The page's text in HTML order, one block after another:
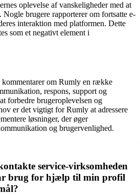
oplevelse af vanskeligheder med at
brugere rapporterer om fortsatte e-
interaktion med platformen. Dette
som et negativt element i
kommentarer om Rumly en række
respons, support og
forbedre brugeroplevelsen og
er det vigtigt for Rumly at adressere
løsninger, der øger
og brugervenlighed.
service-virksomheden
brug for hjælp til min profil